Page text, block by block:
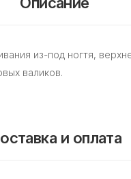
из-под ногтя,
валиков.
и оплата